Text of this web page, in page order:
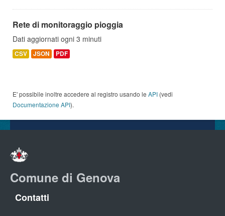
Rete di monitoraggio pioggia
Dati aggiornati ogni 3 minuti
CSV JSON PDF
E' possibile inoltre accedere al registro usando le API (vedi
Documentazione API).
Comune di Genova
Contatti